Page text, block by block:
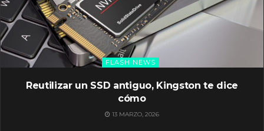
FLASH NEWS
Reutilizar un SSD antiguo, Kingston te dice
cómo
13 MARZO, 2026